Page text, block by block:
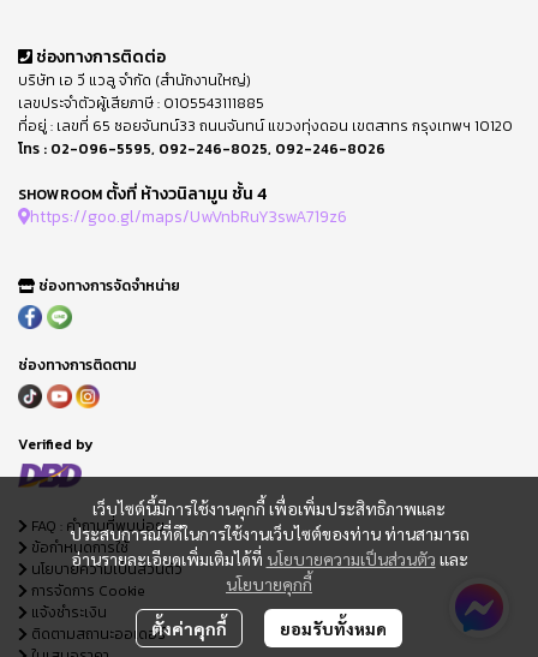
เว็บไซต์นี้มีการใช้งานคุกกี้ เพื่อเพิ่มประสิทธิภาพและ
ประสบการณ์ที่ดีในการใช้งานเว็บไซต์ของท่าน ท่านสามารถ
อ่านรายละเอียดเพิ่มเติมได้ที่ นโยบายความเป็นส่วนตัว และ
นโยบายคุกกี้
ตั้งค่าคุกกี้ ยอมรับทั้งหมด
ช่องทางการติดต่อ
บริษัท เอ วี แวลู จำกัด (สำนักงานใหญ่)
เลขประจำตัวผู้เสียภาษี : 0105543111885
ที่อยู่ : เลขที่ 65 ซอยจันทน์33 ถนนจันทน์ แขวงทุ่งดอน เขตสาทร กรุงเทพฯ 10120
โทร : 02-096-5595, 092-246-8025, 092-246-8026
SHOWROOM ตั้งที่ ห้างวนิลามูน ชั้น 4
https://goo.gl/maps/UwVnbRuY3swA719z6
ช่องทางการจัดจำหน่าย
ช่องทางการติดตาม
Verified by
FAQ : คำถามที่พบบ่อย
ข้อกำหนดการใช้
นโยบายความเป็นส่วนตัว
การจัดการ Cookie
แจ้งชำระเงิน
ติดตามสถานะออเดอร์